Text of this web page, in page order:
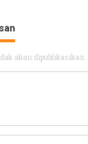
akan dipublikasikan.